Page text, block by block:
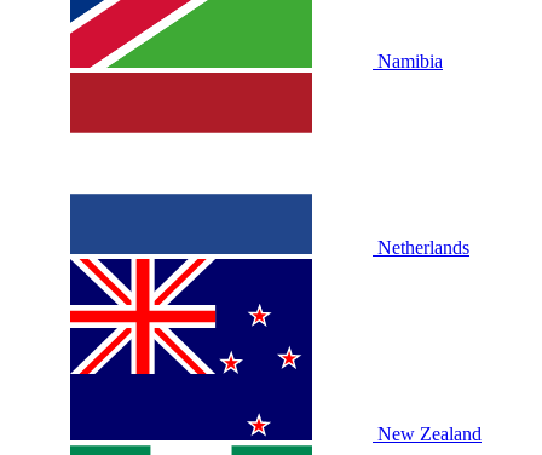
Namibia
Netherlands
New Zealand